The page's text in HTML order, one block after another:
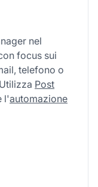
nel
focus sui
telefono o
Post
l'automazione